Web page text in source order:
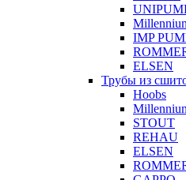
IMP
ELSEN
Трубы из
Hoobs
STOUT
REHAU
ELSEN